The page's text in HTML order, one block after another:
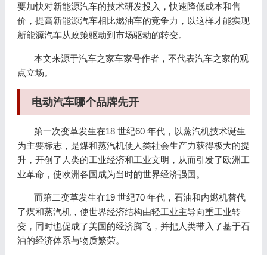
要加快对新能源汽车的技术研发投入，快速降低成本和售
价，提高新能源汽车相比燃油车的竞争力，以这样才能实现
新能源汽车从政策驱动到市场驱动的转变。
本文来源于汽车之家车家号作者，不代表汽车之家的观
点立场。
电动汽车哪个品牌先开
第一次变革发生在18 世纪60 年代，以蒸汽机技术诞生
为主要标志，是煤和蒸汽机使人类社会生产力获得极大的提
升，开创了人类的工业经济和工业文明，从而引发了欧洲工
业革命，使欧洲各国成为当时的世界经济强国。
而第二变革发生在19 世纪70 年代，石油和内燃机替代
了煤和蒸汽机，使世界经济结构由轻工业主导向重工业转
变，同时也促成了美国的经济腾飞，并把人类带入了基于石
油的经济体系与物质繁荣。